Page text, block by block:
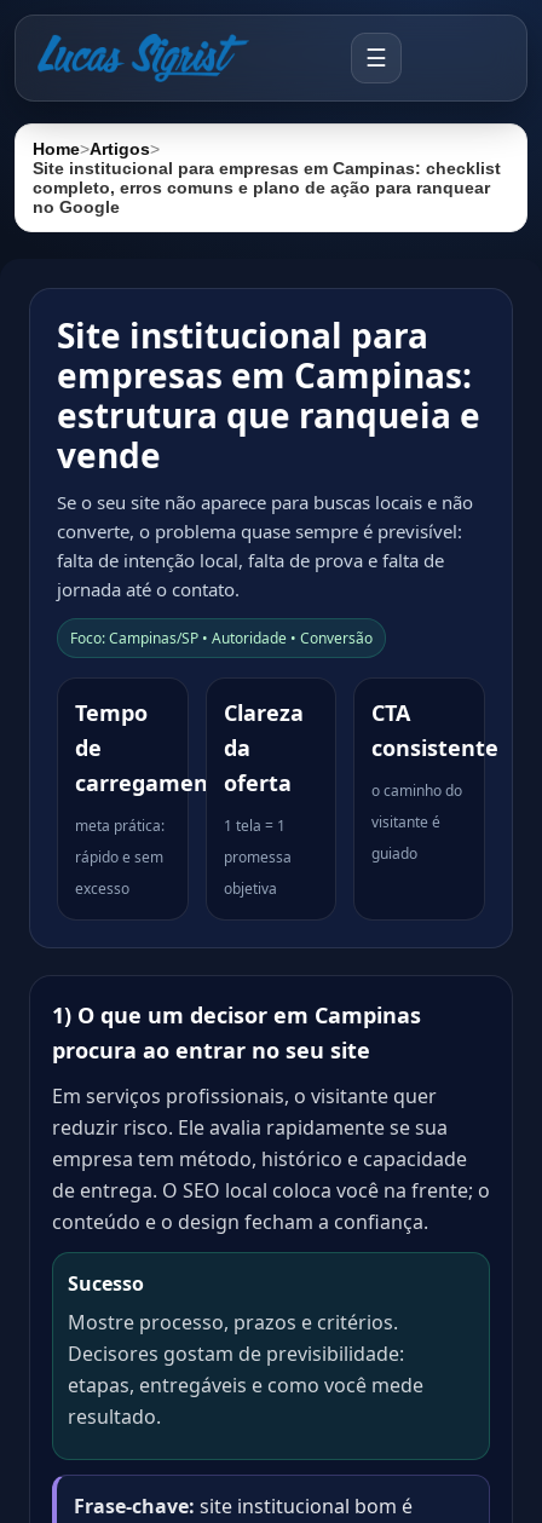
☰
Home>Artigos>
Site institucional para empresas em Campinas: checklist
completo, erros comuns e plano de ação para ranquear
no Google
Site institucional para
empresas em Campinas:
estrutura que ranqueia e
vende
Se o seu site não aparece para buscas locais e não
converte, o problema quase sempre é previsível:
falta de intenção local, falta de prova e falta de
jornada até o contato.
Foco: Campinas/SP • Autoridade • Conversão
Tempo
de
carregamento
meta prática:
rápido e sem
excesso
Clareza
da
oferta
1 tela = 1
promessa
objetiva
CTA
consistente
o caminho do
visitante é
guiado
1) O que um decisor em Campinas
procura ao entrar no seu site
Em serviços profissionais, o visitante quer
reduzir risco. Ele avalia rapidamente se sua
empresa tem método, histórico e capacidade
de entrega. O SEO local coloca você na frente; o
conteúdo e o design fecham a confiança.
Sucesso
Mostre processo, prazos e critérios.
Decisores gostam de previsibilidade:
etapas, entregáveis e como você mede
resultado.
Frase-chave: site institucional bom é